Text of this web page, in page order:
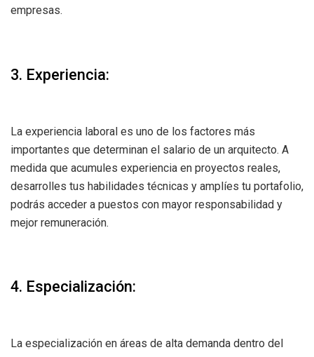
empresas.
3. Experiencia:
La experiencia laboral es uno de los factores más
importantes que determinan el salario de un arquitecto. A
medida que acumules experiencia en proyectos reales,
desarrolles tus habilidades técnicas y amplíes tu portafolio,
podrás acceder a puestos con mayor responsabilidad y
mejor remuneración.
4. Especialización:
La especialización en áreas de alta demanda dentro del